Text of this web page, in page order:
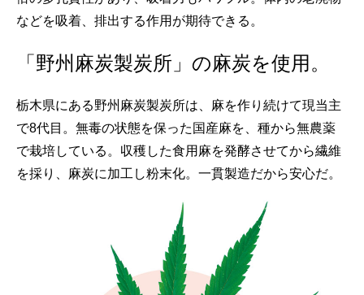
などを吸着、排出する作用が期待できる。
「野州麻炭製炭所」の麻炭を使用。
栃木県にある野州麻炭製炭所は、麻を作り続けて現当主
で8代目。無毒の状態を保った国産麻を、種から無農薬
で栽培している。収穫した食用麻を発酵させてから繊維
を採り、麻炭に加工し粉末化。一貫製造だから安心だ。